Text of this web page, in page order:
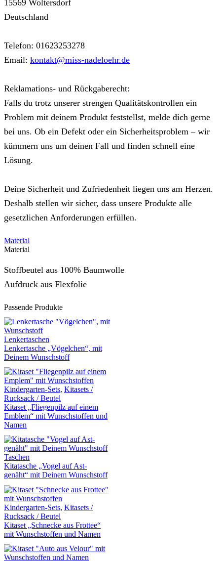
15569 Woltersdorf
Deutschland
Telefon: 01623253278
Email: kontakt@miss-nadeloehr.de
Reklamations- und Rückgaberecht:
Falls du trotz unserer strengen Qualitätskontrollen ein
Problem mit deinem Produkt feststellst, melde dich gerne
bei uns. Ob ein Defekt oder ein Sicherheitsproblem – wir
kümmern uns um deinen Fall und finden schnell eine
Lösung.
Deine Sicherheit und Zufriedenheit liegen uns am Herzen.
Deshalb stellen wir sicher, dass unsere Produkte alle
gesetzlichen Anforderungen erfüllen.
Material
Material
Stoffbeutel aus 100% Baumwolle
Aufdruck aus Flexfolie
Passende Produkte
Lenkertaschen
Lenkertasche „Vögelchen“, mit
Deinem Wunschstoff
Kindergarten-Sets, Kitasets /
Rucksack / Beutel
Kitaset „Fliegenpilz auf einem
Emblem“ mit Wunschstoffen und
Namen
Taschen
Kitatasche „Vogel auf Ast-
genäht“ mit Deinem Wunschstoff
Kindergarten-Sets, Kitasets /
Rucksack / Beutel
Kitaset „Schnecke aus Frottee“
mit Wunschstoffen und Namen